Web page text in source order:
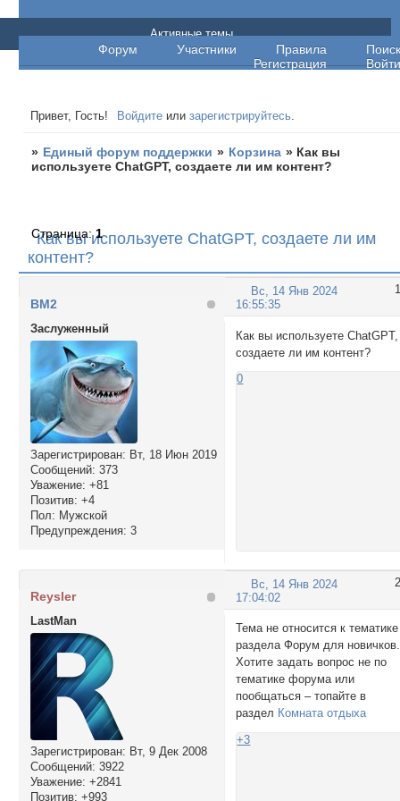
Единый форум поддержки
Форум Участники Правила
Поиск
Регистрация
Войти
Активные темы
Привет, Гость! Войдите илизарегистрируйтесь.
» Единый форум поддержки » Корзина » Как вы
используете ChatGPT, создаете ли им контент?
Как вы используете ChatGPT, создаете ли им
контент?
Страница:1
1
Вс, 14 Янв 2024
16:55:35
BM2
Заслуженный
Зарегистрирован: Вт, 18 Июн 2019
Сообщений: 373
Уважение: +81
Позитив: +4
Пол: Мужской
Предупреждения: 3
Как вы используете ChatGPT,
создаете ли им контент?
0
2
Вс, 14 Янв 2024
17:04:02
Reysler
LastMan
Зарегистрирован: Вт, 9 Дек 2008
Сообщений: 3922
Уважение: +2841
Позитив: +993
Тема не относится к тематике
раздела Форум для новичков.
Хотите задать вопрос не по
тематике форума или
пообщаться ‒ топайте в
раздел Комната отдыха
+3